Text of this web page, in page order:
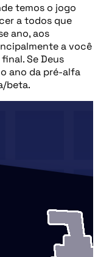
temos o jogo
a todos que
ano, aos
a você
Se Deus
ano da pré-alfa
beta.